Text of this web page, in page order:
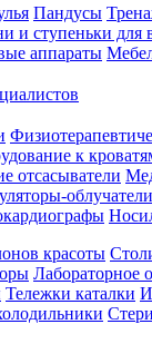
Пандусы
и ступеньки для
аппараты
к
отсасыватели
красоты
Лабораторное
Тележки каталки